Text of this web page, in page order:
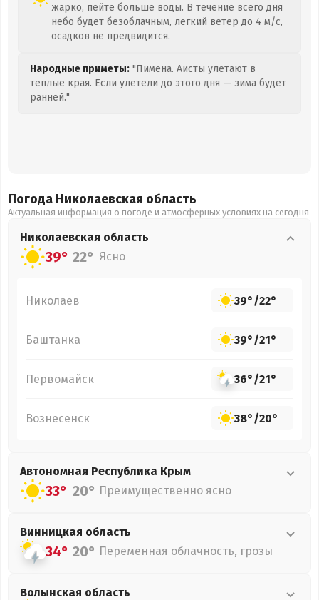
жарко, пейте больше воды. В течение всего дня
небо будет безоблачным, легкий ветер до 4 м/с,
осадков не предвидится.
Народные приметы: "Пимена. Аисты улетают в
теплые края. Если улетели до этого дня — зима будет
ранней."
Погода Николаевская область
Актуальная информация о погоде и атмосферных условиях на сегодня
Николаевская область
39° 22° Ясно
Николаев 39°/22°
Баштанка 39°/21°
Первомайск 36°/21°
Вознесенск 38°/20°
Автономная Республика Крым
33° 20° Преимущественно ясно
Винницкая область
34° 20° Переменная облачность, грозы
Волынская область